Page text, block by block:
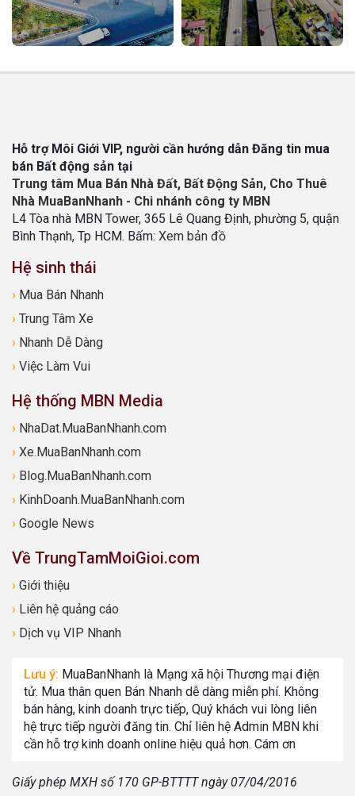
Hỗ trợ Môi Giới VIP, người cần hướng dẫn Đăng tin mua
bán Bất động sản tại
Trung tâm Mua Bán Nhà Đất, Bất Động Sản, Cho Thuê
Nhà MuaBanNhanh - Chi nhánh công ty MBN
L4 Tòa nhà MBN Tower, 365 Lê Quang Định, phường 5, quận
Bình Thạnh, Tp HCM. Bấm: Xem bản đồ
Hệ sinh thái
› Mua Bán Nhanh
› Trung Tâm Xe
› Nhanh Dễ Dàng
› Việc Làm Vui
Hệ thống MBN Media
› NhaDat.MuaBanNhanh.com
› Xe.MuaBanNhanh.com
› Blog.MuaBanNhanh.com
› KinhDoanh.MuaBanNhanh.com
› Google News
Về TrungTamMoiGioi.com
› Giới thiệu
› Liên hệ quảng cáo
› Dịch vụ VIP Nhanh
Lưu ý: MuaBanNhanh là Mạng xã hội Thương mại điện
tử. Mua thân quen Bán Nhanh dễ dàng miễn phí. Không
bán hàng, kinh doanh trực tiếp, Quý khách vui lòng liên
hệ trực tiếp người đăng tin. Chỉ liên hệ Admin MBN khi
cần hỗ trợ kinh doanh online hiệu quả hơn. Cám ơn
Giấy phép MXH số 170 GP-BTTTT ngày 07/04/2016